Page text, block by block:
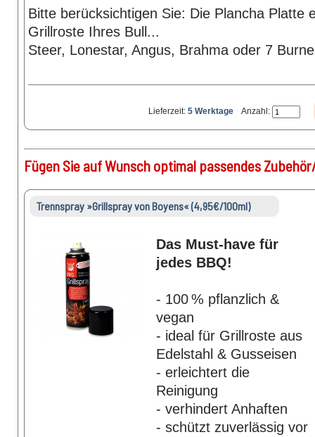
Bitte berücksichtigen Sie: Die Plancha Platte
Grillroste Ihres Bull...
Steer, Lonestar, Angus, Brahma oder 7
Lieferzeit: 5 Werktage Anzahl:
Fügen Sie auf Wunsch optimal passendes
Trennspray »Grillspray von Boyens« (4,95€/100ml)
Das Must-have für
jedes BBQ!
- 100 % pflanzlich &
vegan
- ideal für Grillroste aus
Edelstahl & Gusseisen
- erleichtert die
Reinigung
- verhindert Anhaften
- schützt zuverlässig vor